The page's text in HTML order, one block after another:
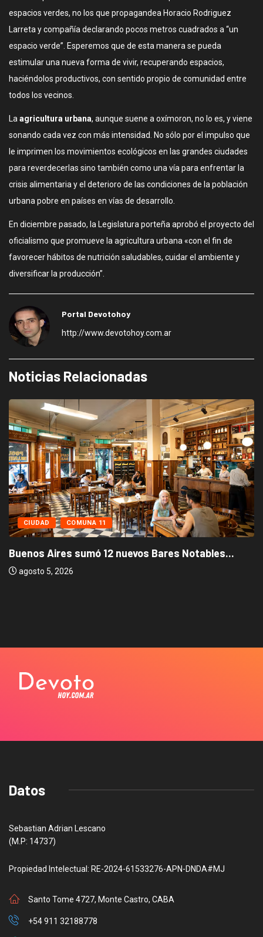
espacios verdes, no los que propagandea Horacio Rodriguez
Larreta y compañía declarando pocos metros cuadrados a “un
espacio verde”. Esperemos que de esta manera se pueda
estimular una nueva forma de vivir, recuperando espacios,
haciéndolos productivos, con sentido propio de comunidad entre
todos los vecinos.
La agricultura urbana, aunque suene a oxímoron, no lo es, y viene
sonando cada vez con más intensidad. No sólo por el impulso que
le imprimen los movimientos ecológicos en las grandes ciudades
para reverdecerlas sino también como una vía para enfrentar la
crisis alimentaria y el deterioro de las condiciones de la población
urbana pobre en países en vías de desarrollo.
En diciembre pasado, la Legislatura porteña aprobó el proyecto del
oficialismo que promueve la agricultura urbana «con el fin de
favorecer hábitos de nutrición saludables, cuidar el ambiente y
diversificar la producción”.
Portal Devotohoy
http://www.devotohoy.com.ar
Noticias Relacionadas
CIUDAD COMUNA 11
Buenos Aires sumó 12 nuevos Bares Notables...
agosto 5, 2026
Datos
Sebastian Adrian Lescano
(M.P: 14737)
Propiedad Intelectual: RE-2024-61533276-APN-DNDA#MJ
Santo Tome 4727, Monte Castro, CABA
+54 911 32188778